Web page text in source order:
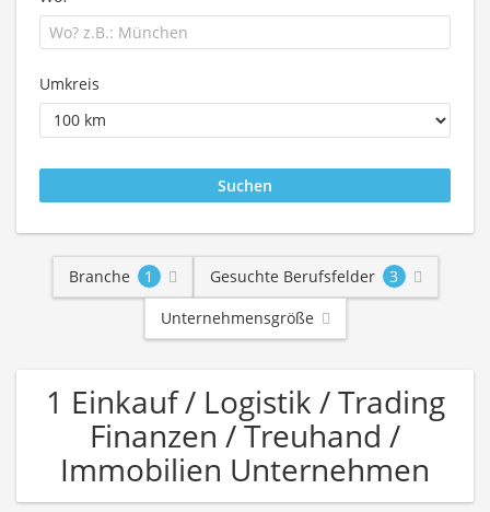
Umkreis
Branche 1 Gesuchte Berufsfelder
3
Unternehmensgröße
1 Einkauf / Logistik / Trading
Finanzen / Treuhand /
Immobilien Unternehmen